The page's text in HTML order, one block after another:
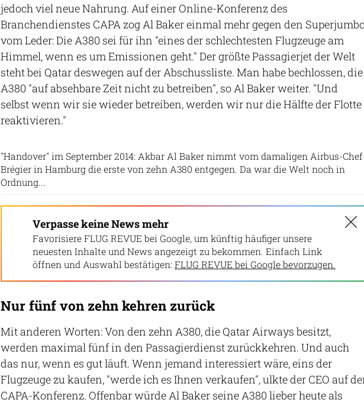
jedoch viel neue Nahrung. Auf einer Online-Konferenz des
Branchendienstes CAPA zog Al Baker einmal mehr gegen den
vom Leder: Die A380 sei für ihn "eines der schlechtesten Flugzeuge am
Himmel, wenn es um Emissionen geht." Der größte Passagierjet der Welt
steht bei Qatar deswegen auf der Abschussliste. Man habe bechlossen, die
A380 "auf absehbare Zeit nicht zu betreiben", so Al Baker weiter. "Und
selbst wenn wir sie wieder betreiben, werden wir nur die Hälfte der Flotte
reaktivieren."
"Handover" im September 2014: Akbar Al Baker nimmt vom damaligen Airbus-Chef
Brégier in Hamburg die erste von zehn A380 entgegen. Da war die Welt noch in
Ordnung...
Verpasse keine News mehr
Favorisiere FLUG REVUE bei Google, um künftig häufiger unsere
neuesten Inhalte und News angezeigt zu bekommen. Einfach Link
öffnen und Auswahl bestätigen: FLUG REVUE bei Google bevorzugen.
Nur fünf von zehn kehren zurück
Mit anderen Worten: Von den zehn A380, die Qatar Airways besitzt,
werden maximal fünf in den Passagierdienst zurückkehren. Und auch
das nur, wenn es gut läuft. Wenn jemand interessiert wäre, eins der
Flugzeuge zu kaufen, "werde ich es Ihnen verkaufen", ulkte der CEO auf
CAPA-Konferenz. Offenbar würde Al Baker seine A380 lieber heute als